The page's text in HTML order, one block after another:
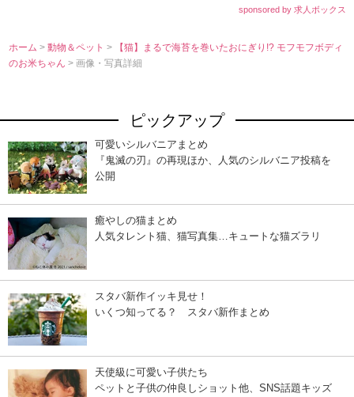
sponsored by 求人ボックス
ホーム >動物＆ペット>
【猫】まるで海苔を巻いたおにぎり!? モフモフボディ
のお米ちゃん> 画像・写真詳細
ピックアップ
可愛いシルバニアまとめ
『鬼滅の刃』の再現ほか、人気のシルバニア投稿を
公開
癒やしの猫まとめ
人気タレント猫、猫写真集…キュートな猫ズラリ
スタバ新作イッキ見せ！
いくつ知ってる？ スタバ新作まとめ
天使級に可愛い子供たち
ペットと子供の仲良しショット他、SNS話題キッズ